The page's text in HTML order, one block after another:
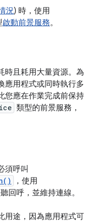
況) 時，使用
啟動前景服務。
時且耗用大量資源。為
應用程式或同時執行多
您應在作業完成前保持
類型的前景服務，
須呼叫
，使用
回呼，並維持連線。
用途，因為應用程式可